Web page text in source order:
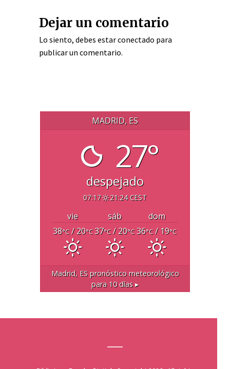
Dejar un comentario
Lo siento, debes estarconectado para
publicar un comentario.
MADRID, ES
27°
despejado
07:17 21:24 CEST
vie sáb
dom
38°C/ 20°C37°C/ 20°C 36°C/ 19°C
Madrid, ESpronóstico meteorológico
para 10 días ▸